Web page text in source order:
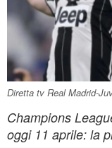
Diretta tv Real Madrid-
Champions
oggi 11 aprile: la